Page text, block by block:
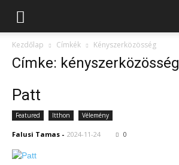
Kezdőlap Címkék Kényszerközösség
Címke: kényszerközösség
Patt
Featured Itthon Vélemény
Falusi Tamas - 2024-11-24 0